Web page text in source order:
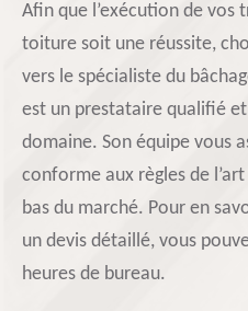
Afin que l’exécution de vos
toiture soit une réussite,
vers le spécialiste du
est un prestataire qualifié
domaine. Son équipe vous
conforme aux règles de
bas du marché. Pour en
un devis détaillé, vous
heures de bureau.